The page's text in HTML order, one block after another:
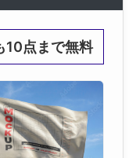
点まで無料